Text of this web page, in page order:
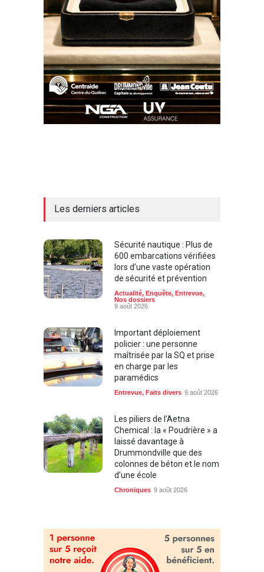
Les derniers articles
Sécurité nautique : Plus de
600 embarcations vérifiées
lors d’une vaste opération
de sécurité et prévention
Actualité, Enquête, Entrevue,
Nos dossiers
9 août 2026
Important déploiement
policier : une personne
maîtrisée par la SQ et prise
en charge par les
paramédics
Entrevue, Faits divers 9 août 2026
Les piliers de l’Aetna
Chemical : la « Poudrière » a
laissé davantage à
Drummondville que des
colonnes de béton et le nom
d’une école
Chroniques 9 août 2026